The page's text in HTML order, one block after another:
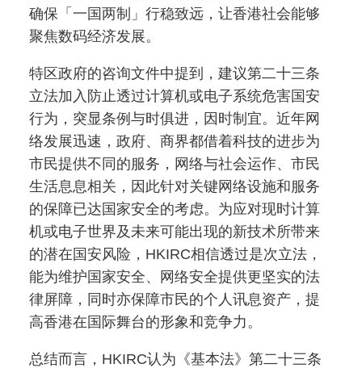
确保「一国两制」行稳致远，让香港社会能够
聚焦数码经济发展。
特区政府的咨询文件中提到，建议第二十三条
立法加入防止透过计算机或电子系统危害国安
行为，突显条例与时俱进，因时制宜。近年网
络发展迅速，政府、商界都借着科技的进步为
市民提供不同的服务，网络与社会运作、市民
生活息息相关，因此针对关键网络设施和服务
的保障已达国家安全的考虑。为应对现时计算
机或电子世界及未来可能出现的新技术所带来
的潜在国安风险，HKIRC相信透过是次立法，
能为维护国家安全、网络安全提供更坚实的法
律屏障，同时亦保障市民的个人讯息资产，提
高香港在国际舞台的形象和竞争力。
总结而言，HKIRC认为《基本法》第二十三条